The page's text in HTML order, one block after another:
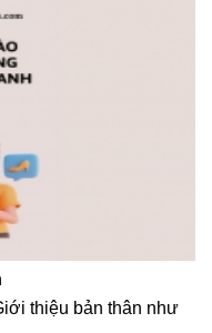
thiệu bản thân như